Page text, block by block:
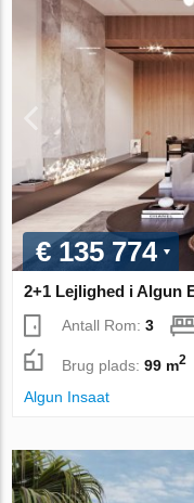
€ 135 774
2+1 Lejlighed i Algun
Antall Rom:3
Brug plads:99 m2
Algun Insaat